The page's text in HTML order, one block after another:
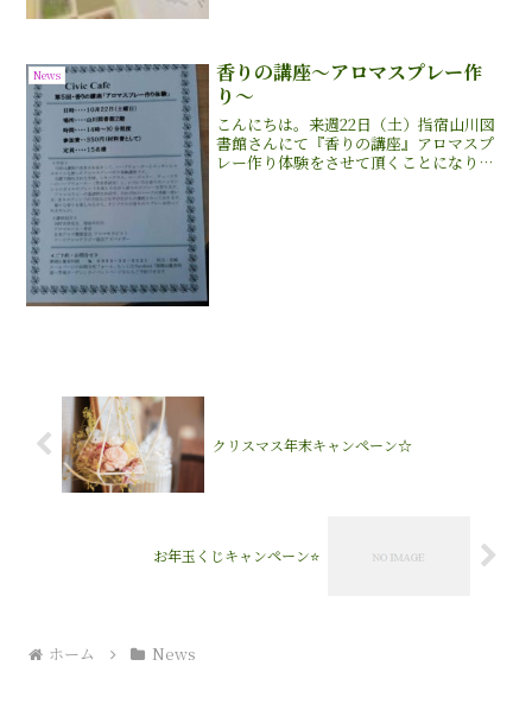
News
香りの講座〜アロマスプレー作
り〜
こんにちは。来週22日（土）指宿山川図
書館さんにて『香りの講座』アロマスプ
レー作り体験をさせて頂くことになりま
クリスマス年末キャンペーン☆
お年玉くじキャンペーン⭐️
ホーム News